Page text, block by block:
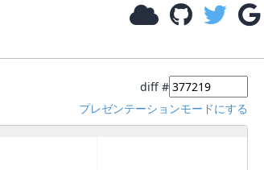
diff #
プレゼンテーションモードにする